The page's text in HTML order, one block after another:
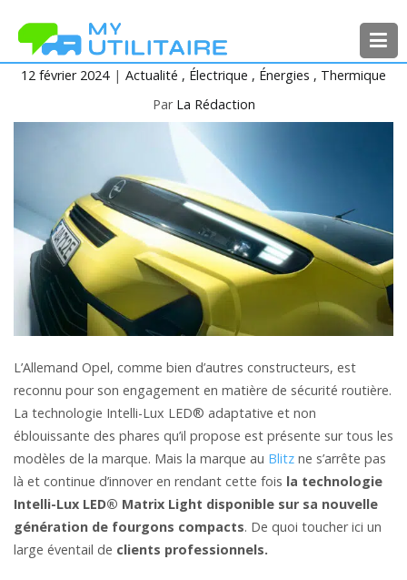
contenu
MyUtilitaire
Toute l’actualité des véhicules
12 février 2024 Actualité Électrique Énergies
Thermique
Par La Rédaction
L’Allemand Opel, comme bien d’autres constructeurs, est
reconnu pour son engagement en matière de sécurité routière.
La technologie Intelli-Lux LED® adaptative et non
éblouissante des phares qu’il propose est présente sur tous les
modèles de la marque. Mais la marque au Blitz ne s’arrête pas
là et continue d’innover en rendant cette fois la technologie
Intelli-Lux LED® Matrix Light disponible sur sa nouvelle
génération de fourgons compacts. De quoi toucher ici un
large éventail de clients professionnels.